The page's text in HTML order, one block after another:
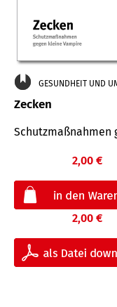
GESUNDHEIT UND
Zecken
Schutz­maß­nahmen
2,00 €
2,00 €